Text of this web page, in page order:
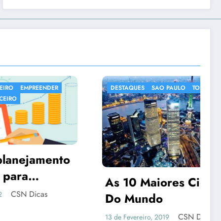
DESTAQUES SAO PAULO TOP 10
As 10 Maiores Cidades
Do Mundo
13 de Fevereiro, 2019 CSN Dicas